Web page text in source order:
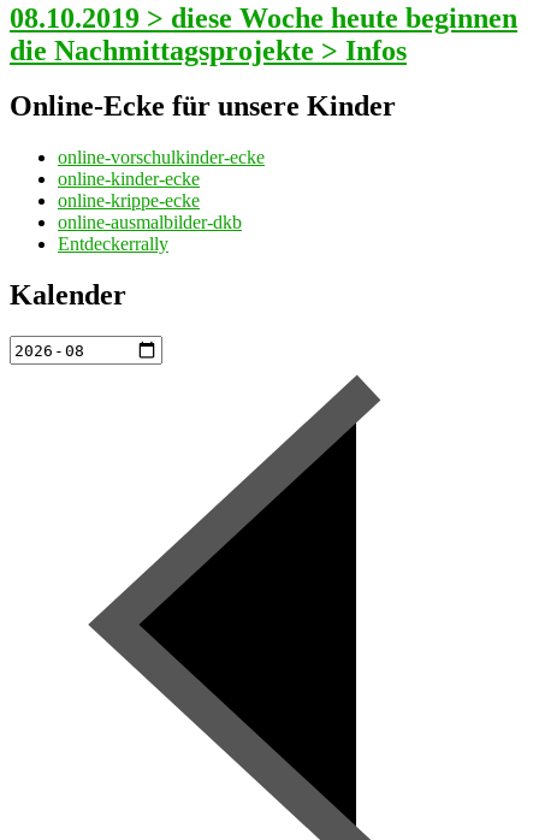
08.10.2019 > diese Woche heute beginnen
die Nachmittagsprojekte > Infos
Online-Ecke für unsere Kinder
online-vorschulkinder-ecke
online-kinder-ecke
online-krippe-ecke
online-ausmalbilder-dkb
Entdeckerrally
Kalender